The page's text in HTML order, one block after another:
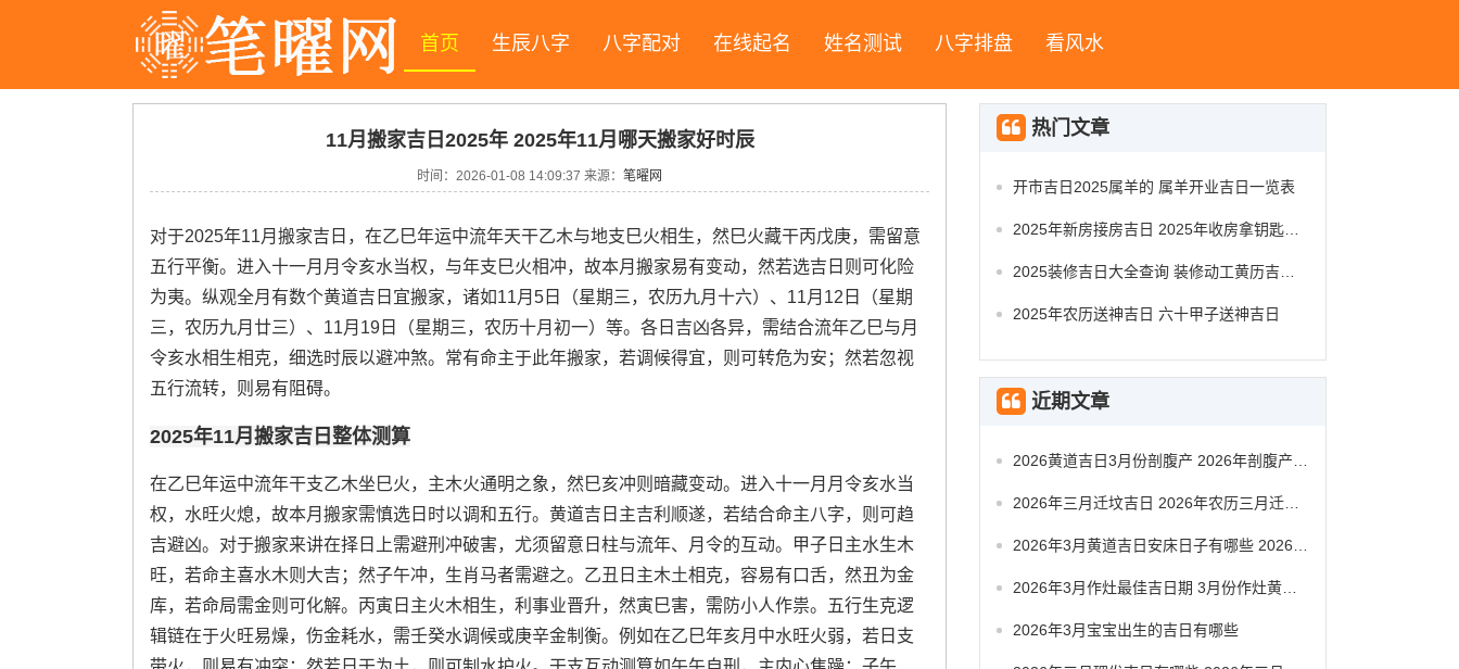
首页 生辰八字 八字配对 在线起名 姓名测试 八字排盘 看风水
11月搬家吉日2025年 2025年11月哪天搬家好时辰
时间： 2026-01-08 14:09:37 来源： 笔曜网
对于2025年11月搬家吉日，在乙巳年运中流年天干乙木与地支巳火相生，然巳火藏干丙戊庚，需留意
五行平衡。进入十一月月令亥水当权，与年支巳火相冲，故本月搬家易有变动，然若选吉日则可化险
为夷。纵观全月有数个黄道吉日宜搬家，诸如11月5日（星期三，农历九月十六）、11月12日（星期
三，农历九月廿三）、11月19日（星期三，农历十月初一）等。各日吉凶各异，需结合流年乙巳与月
令亥水相生相克，细选时辰以避冲煞。常有命主于此年搬家，若调候得宜，则可转危为安；然若忽视
五行流转，则易有阻碍。
2025年11月搬家吉日整体测算
在乙巳年运中流年干支乙木坐巳火，主木火通明之象，然巳亥冲则暗藏变动。进入十一月月令亥水当
权，水旺火熄，故本月搬家需慎选日时以调和五行。黄道吉日主吉利顺遂，若结合命主八字，则可趋
吉避凶。对于搬家来讲在择日上需避刑冲破害，尤须留意日柱与流年、月令的互动。甲子日主水生木
旺，若命主喜水木则大吉；然子午冲，生肖马者需避之。乙丑日主木土相克，容易有口舌，然丑为金
库，若命局需金则可化解。丙寅日主火木相生，利事业晋升，然寅巳害，需防小人作祟。五行生克逻
辑链在于火旺易燥，伤金耗水，需壬癸水调候或庚辛金制衡。例如在乙巳年亥月中水旺火弱，若日支
热门文章
开市吉日2025属羊的 属羊开业吉日一览表
2025年农历送神吉日 六十甲子送神吉日
近期文章
2026年3月宝宝出生的吉日有哪些